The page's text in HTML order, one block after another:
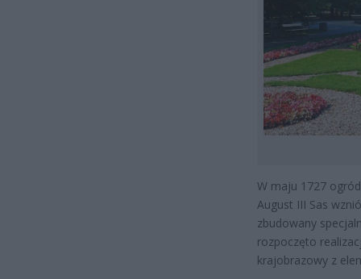
W maju 1727
August III Sas
zbudowany
rozpoczęto
krajobrazowy z